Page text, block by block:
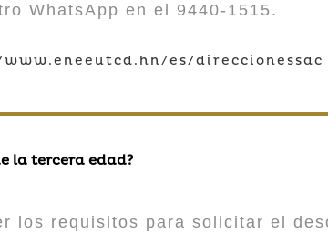
WhatsApp en el 9440-1515.
es/direccionessac
la tercera edad?
los requisitos para solicitar el